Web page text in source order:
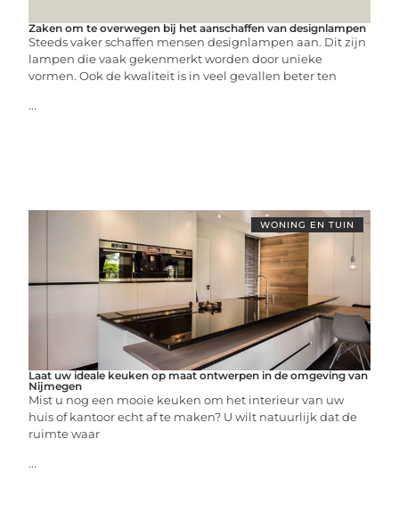
Zaken om te overwegen bij het aanschaffen van designlampen
Steeds vaker schaffen mensen designlampen aan. Dit zijn
lampen die vaak gekenmerkt worden door unieke
vormen. Ook de kwaliteit is in veel gevallen beter ten
...
WONING EN TUIN
Laat uw ideale keuken op maat ontwerpen in de omgeving van
Nijmegen
Mist u nog een mooie keuken om het interieur van uw
huis of kantoor echt af te maken? U wilt natuurlijk dat de
ruimte waar
...